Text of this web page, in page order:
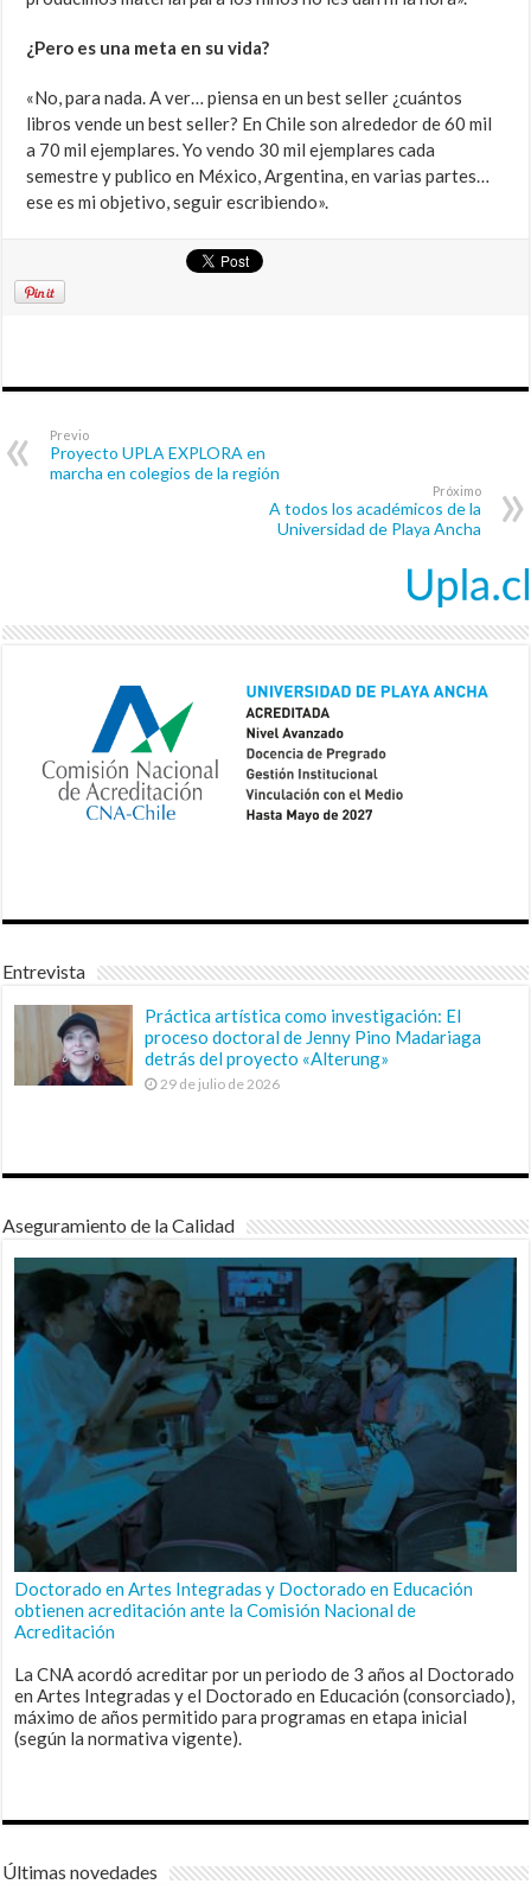
¿Pero es una meta en su vida?
«No, para nada. A ver… piensa en un best seller ¿cuántos
libros vende un best seller? En Chile son alrededor de 60 mil
a 70 mil ejemplares. Yo vendo 30 mil ejemplares cada
semestre y publico en México, Argentina, en varias partes…
ese es mi objetivo, seguir escribiendo».
Previo
Proyecto UPLA EXPLORA en
marcha en colegios de la región
Próximo
A todos los académicos de la
Universidad de Playa Ancha
Entrevista
Práctica artística como investigación: El
proceso doctoral de Jenny Pino Madariaga
detrás del proyecto «Alterung»
29 de julio de 2026
Aseguramiento de la Calidad
Doctorado en Artes Integradas y Doctorado en Educación
obtienen acreditación ante la Comisión Nacional de
Acreditación
La CNA acordó acreditar por un periodo de 3 años al Doctorado
en Artes Integradas y el Doctorado en Educación (consorciado),
máximo de años permitido para programas en etapa inicial
(según la normativa vigente).
Últimas novedades